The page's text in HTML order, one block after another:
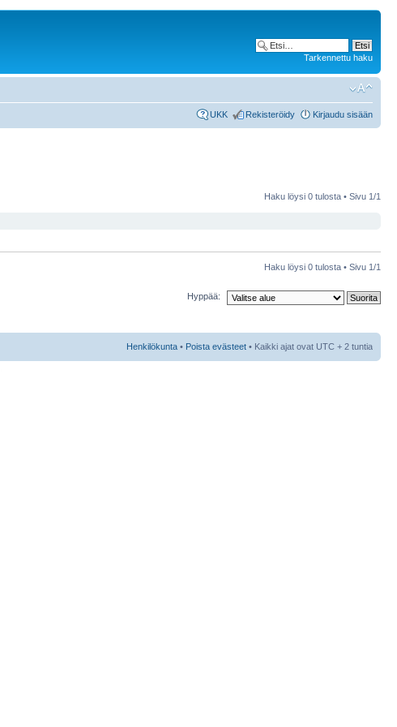
Tarkennettu haku
UKK Rekisteröidy Kirjaudu sisään
Haku löysi 0 tulosta • Sivu 1/1
Haku löysi 0 tulosta • Sivu 1/1
Hyppää:
Henkilökunta • Poista evästeet • Kaikki ajat ovat UTC + 2 tuntia